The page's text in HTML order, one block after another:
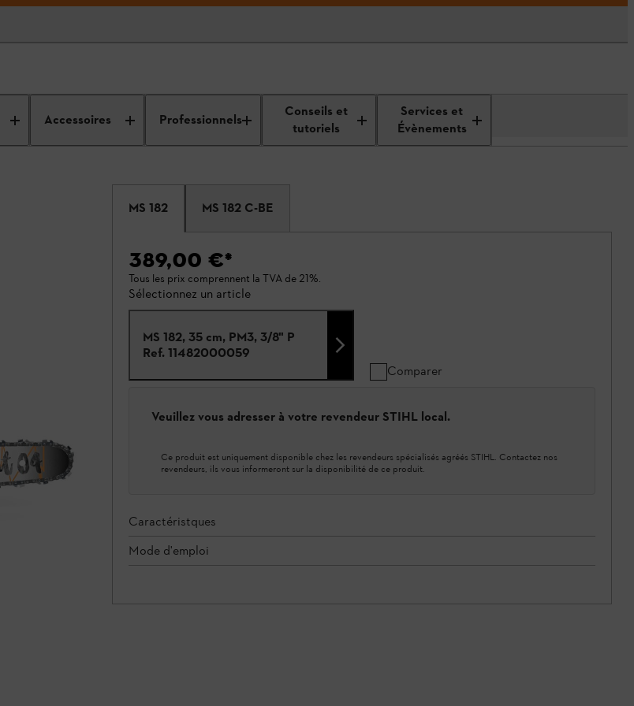
Accessoires Professionnels
Conseils et
tutoriels
Services et
Évènements
MS 182 MS 182 C-BE
389,00 €*
Tous les prix comprennent la TVA de 21%.
Sélectionnez un article
MS 182, 35 cm, PM3, 3/8" P
Ref. 11482000059
Comparer
Veuillez vous adresser à votre revendeur STIHL local.
Ce produit est uniquement disponible chez les revendeurs spécialisés agréés STIHL. Contactez nos
revendeurs, ils vous informeront sur la disponibilité de ce produit.
Caractéristques
Mode d'emploi